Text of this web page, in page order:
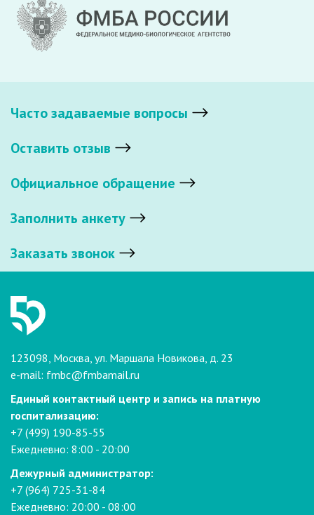
Часто задаваемые вопросы
Оставить отзыв
Официальное обращение
Заполнить анкету
Заказать звонок
123098, Москва, ул. Маршала Новикова, д. 23
e-mail: fmbc@fmbamail.ru
Единый контактный центр и запись на платную
госпитализацию:
+7 (499) 190-85-55
Ежедневно: 8:00 - 20:00
Дежурный администратор:
+7 (964) 725-31-84
Ежедневно: 20:00 - 08:00